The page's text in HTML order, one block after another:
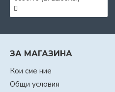
ЗА МАГАЗИНА
Кои сме ние
Общи условия